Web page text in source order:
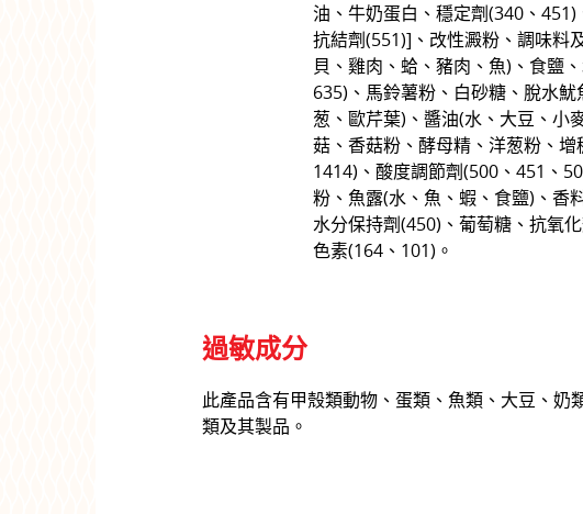
油、牛奶蛋白、穩定劑(340、451)
抗結劑(551)]、改性澱粉、調味料
貝、雞肉、蛤、豬肉、魚)、食鹽
635)、馬鈴薯粉、白砂糖、脫水
葱、歐芹葉)、醬油(水、大豆、小
菇、香菇粉、酵母精、洋葱粉、增
1414)、酸度調節劑(500、451、
粉、魚露(水、魚、蝦、食鹽)、香
水分保持劑(450)、葡萄糖、抗氧
色素(164、101)。
過敏成分
此產品含有甲殼類動物、蛋類、魚類、大豆、奶
類及其製品。